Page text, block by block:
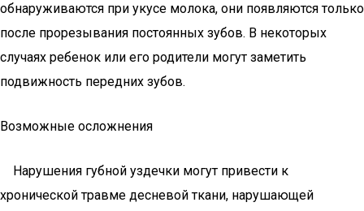
обнаруживаются при укусе молока, они появляются только
после прорезывания постоянных зубов. В некоторых
случаях ребенок или его родители могут заметить
подвижность передних зубов.
Возможные осложнения
Нарушения губной уздечки могут привести к
хронической травме десневой ткани, нарушающей